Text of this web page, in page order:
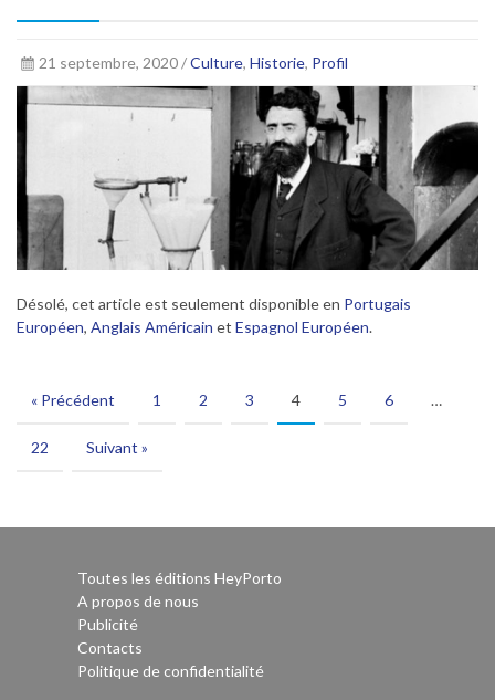
21 septembre, 2020 /Culture, Historie, Profil
Désolé, cet article est seulement disponible en Portugais
Européen, Anglais Américain et Espagnol Européen.
« Précédent 1 2 3 4 5 6 …
22 Suivant »
Toutes les éditions HeyPorto
A propos de nous
Publicité
Contacts
Politique de confidentialité